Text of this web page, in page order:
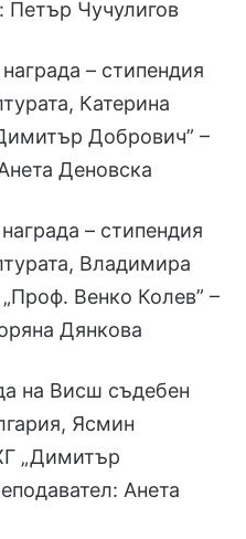
Петър Чучулигов
– стипендия
Катерина
Добрович” –
Деновска
– стипендия
Владимира
Венко Колев” –
Дянкова
на Висш съдебен
Ясмин
„Димитър
Анета